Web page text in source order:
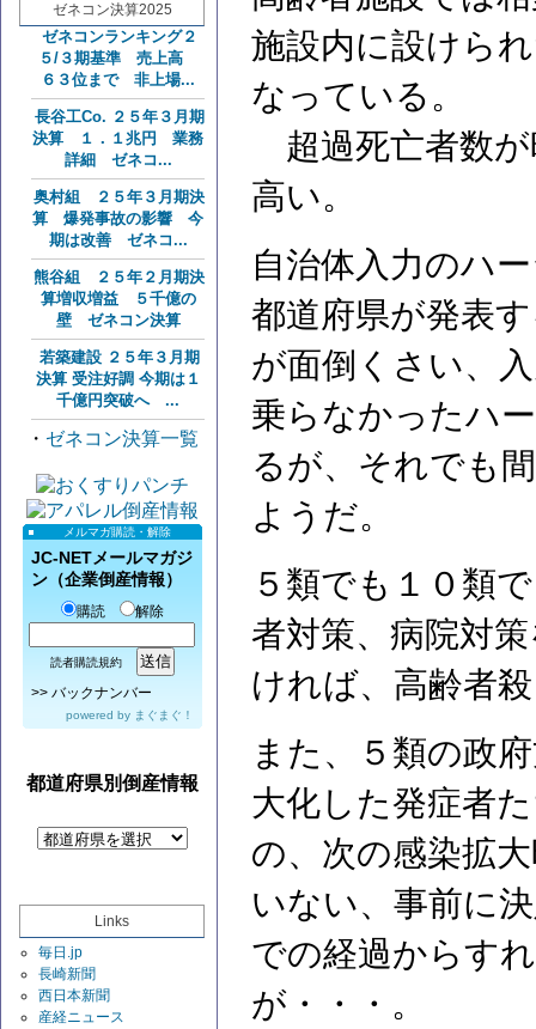
ゼネコン決算2025
ゼネコンランキング２
５/３期基準 売上高
６３位まで 非上場...
長谷工Co. ２５年３月期
決算 １．１兆円 業務
詳細 ゼネコ...
奥村組 ２５年３月期決
算 爆発事故の影響 今
期は改善 ゼネコ...
熊谷組 ２５年２月期決
算増収増益 ５千億の
壁 ゼネコン決算
若築建設 ２５年３月期
決算 受注好調 今期は１
千億円突破へ ...
・ ゼネコン決算一覧
メルマガ購読・解除
JC-NETメールマガジ
ン（企業倒産情報）
購読 解除
読者購読規約
>> バックナンバー
powered by まぐまぐ！
都道府県別倒産情報
Links
毎日.jp
長崎新聞
西日本新聞
産経ニュース
施設内に設けら
なっている。
超過死亡者数が
高い。
自治体入力のハ
都道府県が発表
が面倒くさい、
乗らなかったハ
るが、それでも
ようだ。
５類でも１０類
者対策、病院対
ければ、高齢者
また、５類の政
大化した発症者
の、次の感染拡
いない、事前に
での経過からす
が・・・。